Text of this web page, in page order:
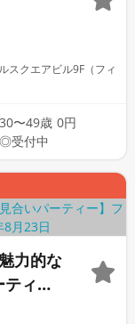
スクエアビル9F（フィ
30〜49歳 0円
◎受付中
力的な
ィー